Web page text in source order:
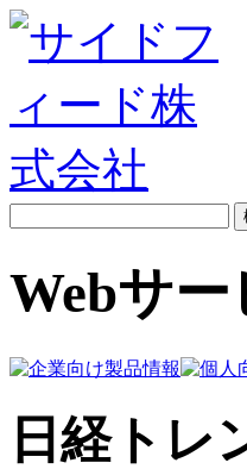
Webサ
日経トレ